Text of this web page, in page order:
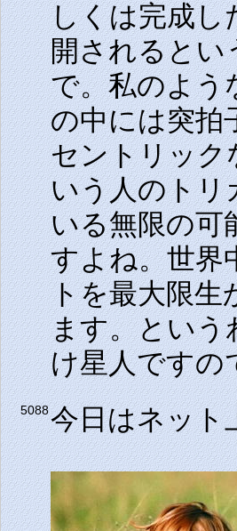
しくは完成し
開されるとい
で。私のよう
の中には突拍
セントリック
いう人のトリ
いる無限の可
すよね。世界
トを最大限生
ます。という
け星人ですの
5088今日はネット